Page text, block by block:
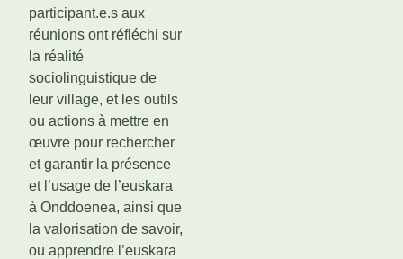
participant.e.s aux
réunions ont réfléchi sur
la réalité
sociolinguistique de
leur village, et les outils
ou actions à mettre en
œuvre pour rechercher
et garantir la présence
et l’usage de l’euskara
à Onddoenea, ainsi que
la valorisation de savoir,
ou apprendre l’euskara